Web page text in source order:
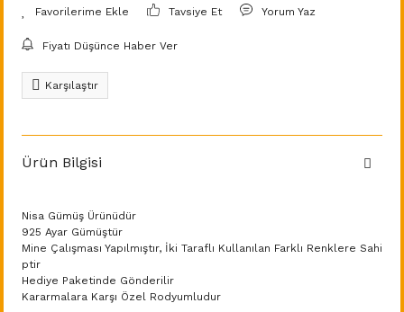
Tavsiye Et Yorum Yaz
Fiyatı Düşünce Haber Ver
Karşılaştır
Ürün Bilgisi
Nisa Gümüş Ürünüdür
925 Ayar Gümüştür
Mine Çalışması Yapılmıştır, İki Taraflı Kullanılan Farklı Renklere Sahi
ptir
Hediye Paketinde Gönderilir
Kararmalara Karşı Özel Rodyumludur